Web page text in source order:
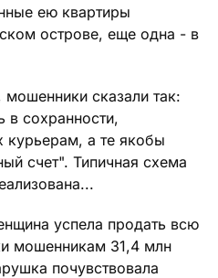
ею квартиры
острове, еще одна - в
сказали так:
в сохранности,
курьерам, а те якобы
счет". Типичная схема
успела продать всю
мошенникам 31,4 млн
почувствовала